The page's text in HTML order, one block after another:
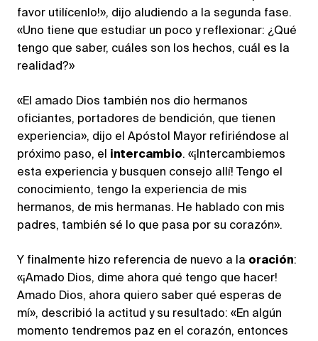
favor utilícenlo!», dijo aludiendo a la segunda fase.
«Uno tiene que estudiar un poco y reflexionar: ¿Qué
tengo que saber, cuáles son los hechos, cuál es la
realidad?»
«El amado Dios también nos dio hermanos
oficiantes, portadores de bendición, que tienen
experiencia», dijo el Apóstol Mayor refiriéndose al
próximo paso, el intercambio. «¡Intercambiemos
esta experiencia y busquen consejo allí! Tengo el
conocimiento, tengo la experiencia de mis
hermanos, de mis hermanas. He hablado con mis
padres, también sé lo que pasa por su corazón».
Y finalmente hizo referencia de nuevo a la oración:
«¡Amado Dios, dime ahora qué tengo que hacer!
Amado Dios, ahora quiero saber qué esperas de
mí», describió la actitud y su resultado: «En algún
momento tendremos paz en el corazón, entonces